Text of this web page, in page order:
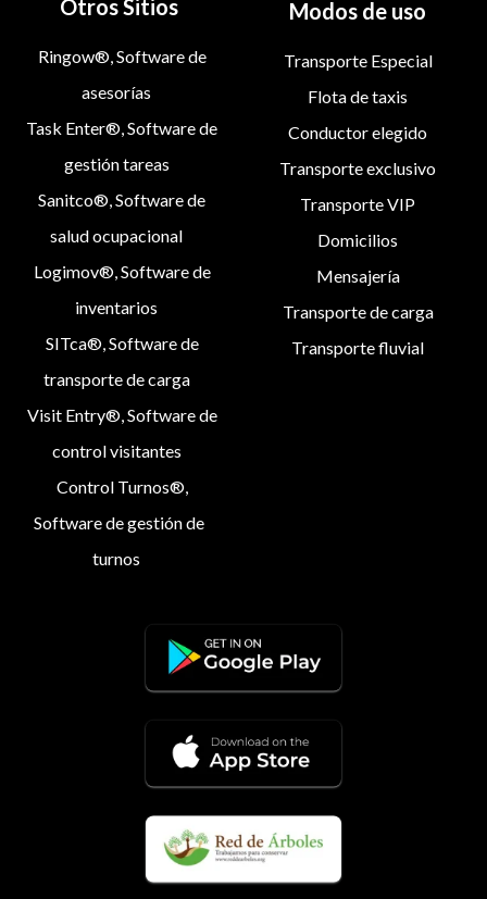
Modos de uso
Transporte Especial
Flota de taxis
Conductor elegido
Transporte exclusivo
Transporte VIP
Domicilios
Mensajería
Transporte de carga
Transporte fluvial
Otros Sitios
Ringow®, Software de
asesorías
Task Enter®, Software de
gestión tareas
Sanitco®, Software de
salud ocupacional
Logimov®, Software de
inventarios
SITca®, Software de
transporte de carga
Visit Entry®, Software de
control visitantes
Control Turnos®,
Software de gestión de
turnos